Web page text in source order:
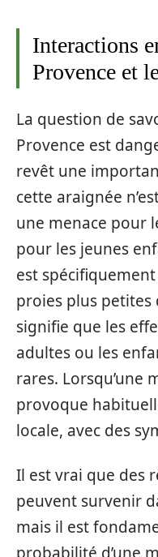
Interactions
Provence et
La question de
Provence est
revêt une
cette araignée
une menace pour
pour les jeunes
est
proies plus petites
signifie que les
adultes ou les
rares. Lorsqu’une
provoque
locale, avec des
Il est vrai que des
peuvent survenir
mais il est
probabilité d’une